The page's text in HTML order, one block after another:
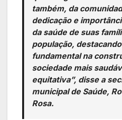
também, da
dedicação e
da saúde de suas
população,
fundamental na
sociedade mais
equitativa”, disse a
municipal de Saúde,
Rosa.